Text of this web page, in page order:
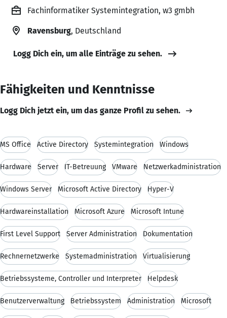
Fachinformatiker Systemintegration, w3 gmbh
Ravensburg, Deutschland
Logg Dich ein, um alle Einträge zu sehen.
Fähigkeiten und Kenntnisse
Logg Dich jetzt ein, um das ganze Profil zu sehen.
MS Office Active Directory Systemintegration Windows
Hardware Server IT-Betreuung VMware Netzwerkadministration
Windows Server Microsoft Active Directory Hyper-V
Hardwareinstallation Microsoft Azure Microsoft Intune
First Level Support Server Administration Dokumentation
Rechnernetzwerke Systemadministration Virtualisierung
Betriebssysteme, Controller und Interpreter Helpdesk
Benutzerverwaltung Betriebssystem Administration Microsoft